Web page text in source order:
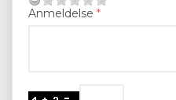
Anmeldelse